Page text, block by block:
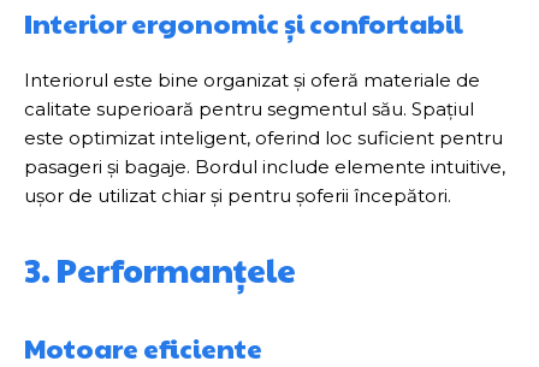
Interior ergonomic și confortabil
Interiorul este bine organizat și oferă materiale de
calitate superioară pentru segmentul său. Spațiul
este optimizat inteligent, oferind loc suficient pentru
pasageri și bagaje. Bordul include elemente intuitive,
ușor de utilizat chiar și pentru șoferii începători.
3. Performanțele
Motoare eficiente